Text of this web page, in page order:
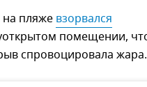
на пляже взорвался
помещении,
спровоцировала жара.